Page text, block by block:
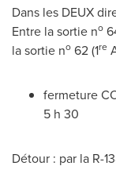
Dans les DEUX
Entre la sortie no
la sortie no 62 (1re
fermeture
5 h 30
Détour : par la R-